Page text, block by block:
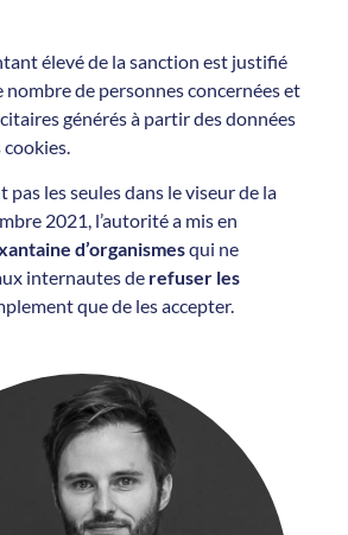
élevé de la sanction est justifié
nombre de personnes concernées et
générés à partir des données
pas les seules dans le viseur de la
2021, l’autorité a mis en
d’organismesqui ne
internautes de refuser les
que de les accepter.